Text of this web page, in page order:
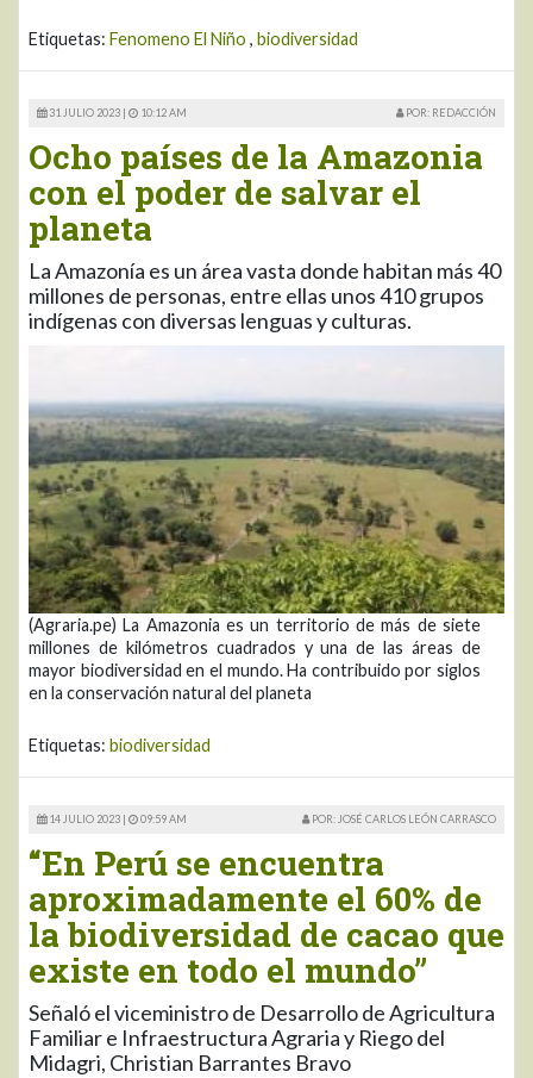
Etiquetas: Fenomeno El Niño , biodiversidad
31 JULIO 2023 | 10:12 AM POR: REDACCIÓN
Ocho países de la Amazonia
con el poder de salvar el
planeta
La Amazonía es un área vasta donde habitan más 40
millones de personas, entre ellas unos 410 grupos
indígenas con diversas lenguas y culturas.
(Agraria.pe) La Amazonia es un territorio de más de siete
millones de kilómetros cuadrados y una de las áreas de
mayor biodiversidad en el mundo. Ha contribuido por siglos
en la conservación natural del planeta
Etiquetas: biodiversidad
14 JULIO 2023 | 09:59 AM POR: JOSÉ CARLOS LEÓN CARRASCO
“En Perú se encuentra
aproximadamente el 60% de
la biodiversidad de cacao que
existe en todo el mundo”
Señaló el viceministro de Desarrollo de Agricultura
Familiar e Infraestructura Agraria y Riego del
Midagri, Christian Barrantes Bravo